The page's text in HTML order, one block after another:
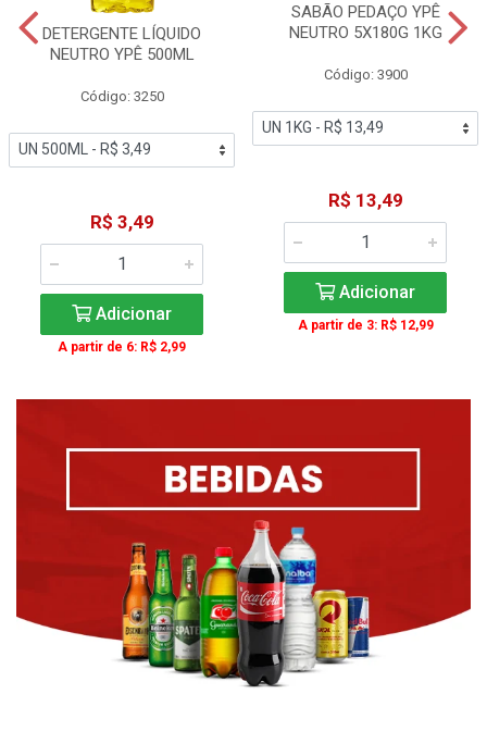
DETERGENTE LÍQUIDO
NEUTRO YPÊ 500ML
Código: 3250
R$ 3,49
Adicionar
A partir de 6: R$ 2,99
SABÃO PEDAÇO YPÊ
NEUTRO 5X180G 1KG
Código: 3900
R$ 13,49
Adicionar
A partir de 3: R$ 12,99